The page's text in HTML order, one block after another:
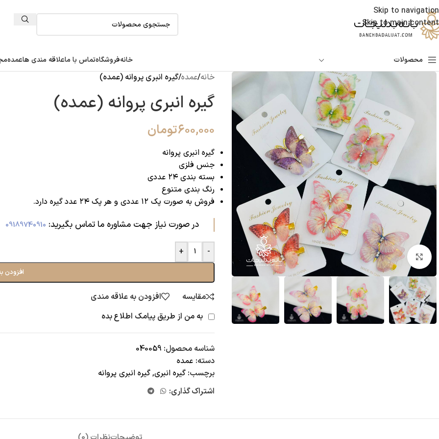
Skip to navigation
Skip to main content
محصولات خانهفروشگاهتماس با ماعلاقه مندی هاعمده
بزرگنمایی تصویر
خانه/عمده/گیره انبری پروانه (عمده)
گیره انبری پروانه (عمده)
۶۰۰,۰۰۰تومان
گیره انبری پروانه
جنس فلزی
بسته بندی ۲۴ عددی
رنگ بندی متنوع
فروش به صورت پک ۱۲ عددی و هر پک ۲۴ عدد گیره دارد.
در صورت نیاز جهت مشاوره ما تماس بگیرید:‌ 09189740910
-
+
افزودن
مقایسه
افزودن به علاقه مندی
به من از طریق پیامک اطلاع بده
شناسه محصول: 040059
دسته: عمده
برچسب: گیره انبری,گیره انبری پروانه
اشتراک گذاری: